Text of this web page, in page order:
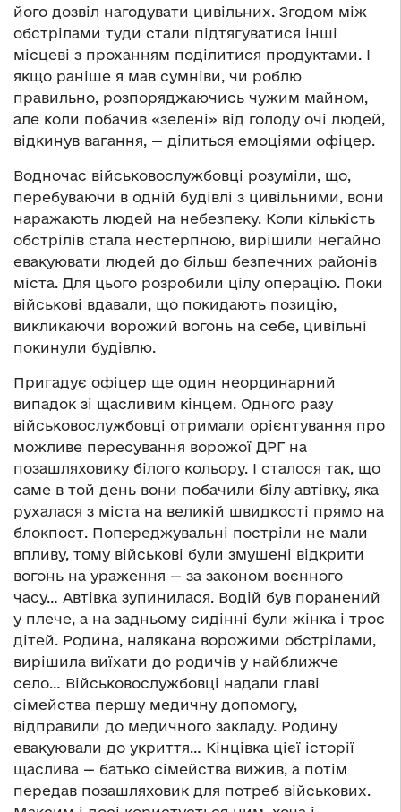
його дозвіл нагодувати цивільних. Згодом між
обстрілами туди стали підтягуватися інші
місцеві з проханням поділитися продуктами. І
якщо раніше я мав сумніви, чи роблю
правильно, розпоряджаючись чужим майном,
але коли побачив «зелені» від голоду очі людей,
відкинув вагання, — ділиться емоціями офіцер.
Водночас військовослужбовці розуміли, що,
перебуваючи в одній будівлі з цивільними, вони
наражають людей на небезпеку. Коли кількість
обстрілів стала нестерпною, вирішили негайно
евакуювати людей до більш безпечних районів
міста. Для цього розробили цілу операцію. Поки
військові вдавали, що покидають позицію,
викликаючи ворожий вогонь на себе, цивільні
покинули будівлю.
Пригадує офіцер ще один неординарний
випадок зі щасливим кінцем. Одного разу
військовослужбовці отримали орієнтування про
можливе пересування ворожої ДРГ на
позашляховику білого кольору. І сталося так, що
саме в той день вони побачили білу автівку, яка
рухалася з міста на великій швидкості прямо на
блокпост. Попереджувальні постріли не мали
впливу, тому військові були змушені відкрити
вогонь на ураження — за законом воєнного
часу… Автівка зупинилася. Водій був поранений
у плече, а на задньому сидінні були жінка і троє
дітей. Родина, налякана ворожими обстрілами,
вирішила виїхати до родичів у найближче
село… Військовослужбовці надали главі
сімейства першу медичну допомогу,
відправили до медичного закладу. Родину
евакуювали до укриття… Кінцівка цієї історії
щаслива — батько сімейства вижив, а потім
передав позашляховик для потреб військових.